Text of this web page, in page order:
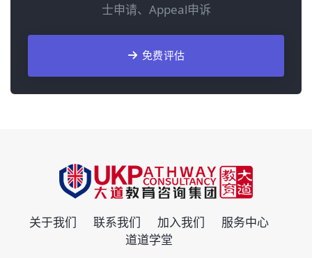
士申请、Appeal申诉
免费评估
关于我们 联系我们 加入我们
服务中心
道道学堂